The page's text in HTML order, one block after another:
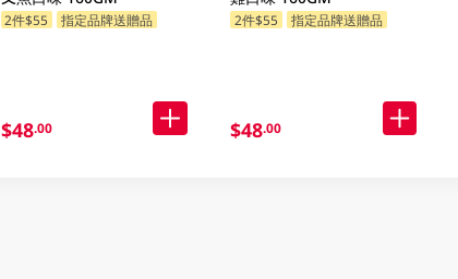
2件$55 指定品牌送贈品
$48.00
2件$55 指定品牌送贈品
$48.00